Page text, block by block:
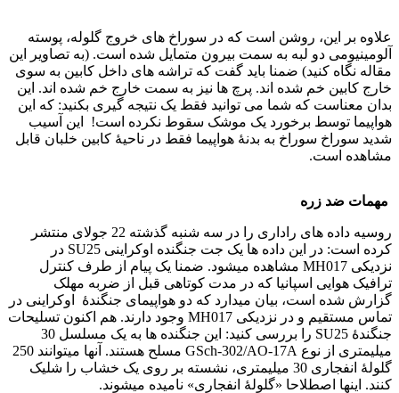
علاوه بر این، روشن است که در سوراخ های خروج گلوله، پوسته
آلومینیومی دو لبه به سمت بیرون متمایل شده است. (به تصاویر این
مقاله نگاه کنید) ضمنا باید گفت که تراشه های داخل کابین به سوی
خارج کابین خم شده اند. پرچ ها نیز به سمت خارج خم شده اند. این
بدان معناست که شما می توانید فقط یک نتیجه گیری بکنید: که این
هواپیما توسط برخورد یک موشک سقوط نکرده است! این آسیب
شدید سوراخ سوراخ به بدنۀ هواپیما فقط در ناحیۀ کابین خلبان قابل
مشاهده است.
مهمات ضد زره
روسیه داده های راداری را در سه شنبه گذشته 22 جولای منتشر
کرده است: در این داده ها یک جت جنگنده اوکراینی SU25 در
نزدیکی MH017 مشاهده میشود. ضمنا یک پیام از طرف کنترل
ترافیک هوایی اسپانیا که در مدت کوتاهی قبل از ضربه مهلک
گزارش شده است، بیان میدارد که دو هواپیمای جنگندۀ اوکراینی در
تماس مستقیم و در نزدیکی MH017 وجود دارند. هم اکنون تسلیحات
جنگندۀ SU25 را بررسی کنید: این جنگنده ها به یک مسلسل 30
میلیمتری از نوع GSch-302/AO-17A مسلح هستند. آنها میتوانند 250
گلولۀ انفجاری 30 میلیمتری، نشسته بر روی یک خشاب را شلیک
کنند. اینها اصطلاحا «گلولۀ انفجاری» نامیده میشوند.